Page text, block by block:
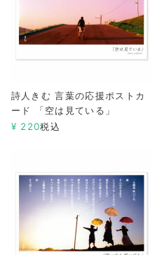
詩人きむ 言葉の応援ポストカ
ード 「空は見ている」
¥ 220税込